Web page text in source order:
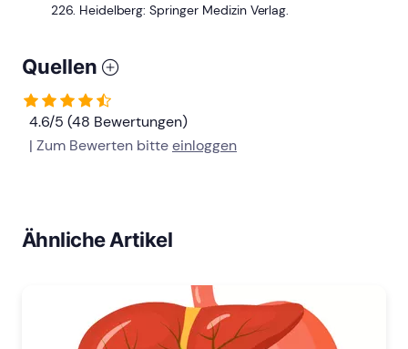
226. Heidelberg: Springer Medizin Verlag.
Quellen
4.6/5 (48 Bewertungen)
| Zum Bewerten bitteeinloggen
Ähnliche Artikel